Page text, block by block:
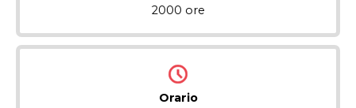
2000 ore
Orario